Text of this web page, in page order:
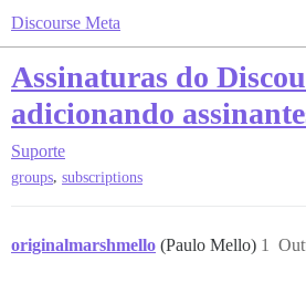
Discourse Meta
Assinaturas do
adicionando
Suporte
groups, subscriptions
originalmarshmello (Paulo Mello) 1